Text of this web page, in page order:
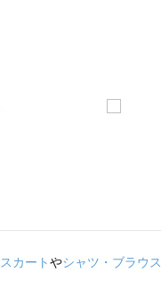
スカートやシャツ・ブラウス